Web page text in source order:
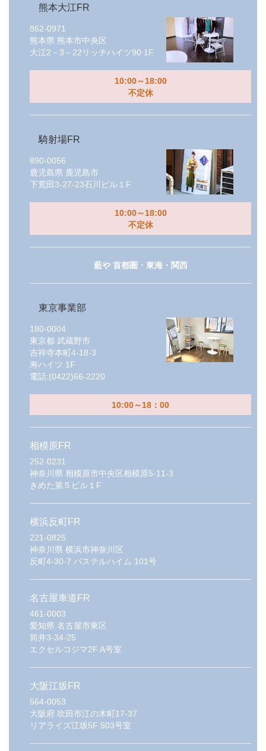
熊本大江FR
862-0971
熊本県 熊本市中央区
大江2－3－22リッチハイツ90 1F
10:00～18:00
不定休
騎射場FR
890-0056
鹿児島県 鹿児島市
下荒田3-27-23石川ビル１F
10:00～18:00
不定休
藍や 首都圏・東海・関西
東京事業部
180-0004
東京都 武蔵野市
吉祥寺本町4-18-3
寿ハイツ 1F
電話:(0422)66-2220
10:00～18：00
相模原FR
252-0231
神奈川県 相模原市中央区相模原5-11-3
きめた第５ビル１F
横浜反町FR
221-0825
神奈川県 横浜市神奈川区
反町4-30-7 パステルハイム 101号
名古屋車道FR
461-0003
愛知県 名古屋市東区
筒井3-34-25
エクセルコジマ2F A号室
大阪江坂FR
564-0053
大阪府 吹田市江の木町17-37
リアライズ江坂5F 503号室